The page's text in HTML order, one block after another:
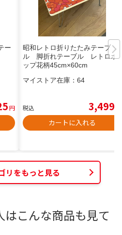
ー
円
昭和レトロ折りたたみテーブ
ル 脚折れテーブル レトロポ
ップ花柄45cm×60cm
マイストア在庫： 64
税込 3,499
カートに入れる
リをもっと見る
はこんな商品も見て